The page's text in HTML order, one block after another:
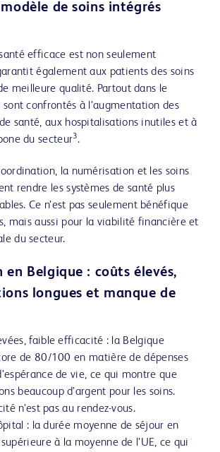
de soins intégrés
efficace est non seulement
également aux patients des soins
meilleure qualité. Partout dans le
sont confrontés à l’augmentation des
santé, aux hospitalisations inutiles et à
du secteur3.
la numérisation et les soins
rendre les systèmes de santé plus
Ce n’est pas seulement bénéfique
mais aussi pour la viabilité financière et
du secteur.
Belgique : coûts élevés,
longues et manque de
faible efficacité : la Belgique
de 80/100 en matière de dépenses
de vie, ce qui montre que
beaucoup d’argent pour les soins.
n’est pas au rendez-vous.
: la durée moyenne de séjour en
à la moyenne de l’UE, ce qui